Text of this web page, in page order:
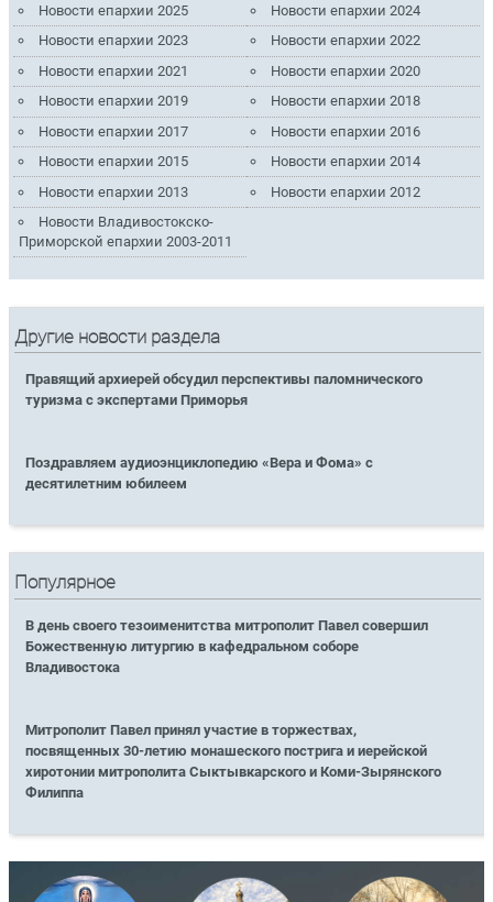
Новости епархии 2025
Новости епархии 2024
Новости епархии 2023
Новости епархии 2022
Новости епархии 2021
Новости епархии 2020
Новости епархии 2019
Новости епархии 2018
Новости епархии 2017
Новости епархии 2016
Новости епархии 2015
Новости епархии 2014
Новости епархии 2013
Новости епархии 2012
Новости Владивостокско-
Приморской епархии 2003-2011
Другие новости раздела
Правящий архиерей обсудил перспективы паломнического
туризма с экспертами Приморья
Поздравляем аудиоэнциклопедию «Вера и Фома» с
десятилетним юбилеем
Популярное
В день своего тезоименитства митрополит Павел совершил
Божественную литургию в кафедральном соборе
Владивостока
Митрополит Павел принял участие в торжествах,
посвященных 30-летию монашеского пострига и иерейской
хиротонии митрополита Сыктывкарского и Коми-Зырянского
Филиппа